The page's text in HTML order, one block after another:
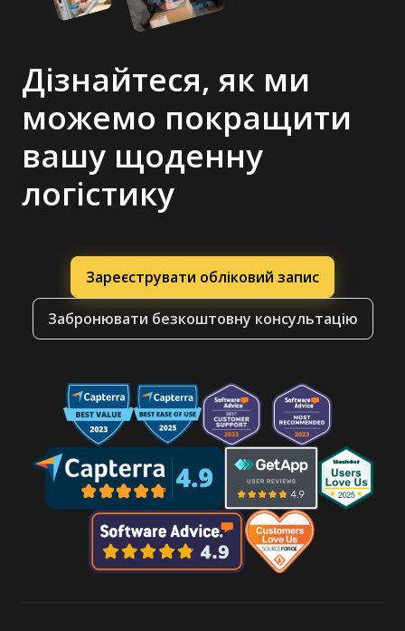
Дізнайтеся, як ми
можемо покращити
вашу щоденну
логістику
Зареєструвати обліковий запис
Забронювати безкоштовну консультацію